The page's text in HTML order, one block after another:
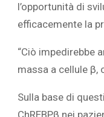
l’opportunità di
efficacemente la
“Ciò impedirebbe
massa a cellule β,
‎Sulla base di